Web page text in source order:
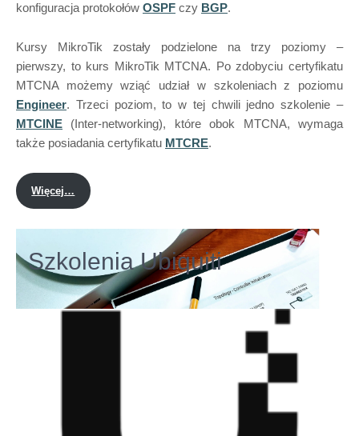
konfiguracja protokołów OSPF czy BGP.
Kursy MikroTik zostały podzielone na trzy poziomy –
pierwszy, to kurs MikroTik MTCNA. Po zdobyciu certyfikatu
MTCNA możemy wziąć udział w szkoleniach z poziomu
Engineer. Trzeci poziom, to w tej chwili jedno szkolenie –
MTCINE (Inter-networking), które obok MTCNA, wymaga
także posiadania certyfikatu MTCRE.
Więcej…
Szkolenia Ubiquiti